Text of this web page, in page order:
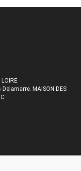
LOIRE
MAISON DES